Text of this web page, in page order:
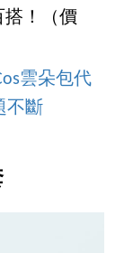
搭！（價
雲朵包代
不斷